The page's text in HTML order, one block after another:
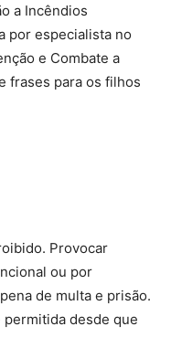
a Incêndios
por especialista no
e Combate a
frases para os filhos
Provocar
ou por
de multa e prisão.
permitida desde que